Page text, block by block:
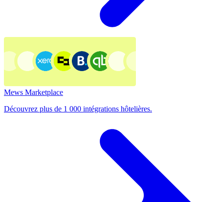
Mews Marketplace
Découvrez plus de 1 000 intégrations hôtelières.